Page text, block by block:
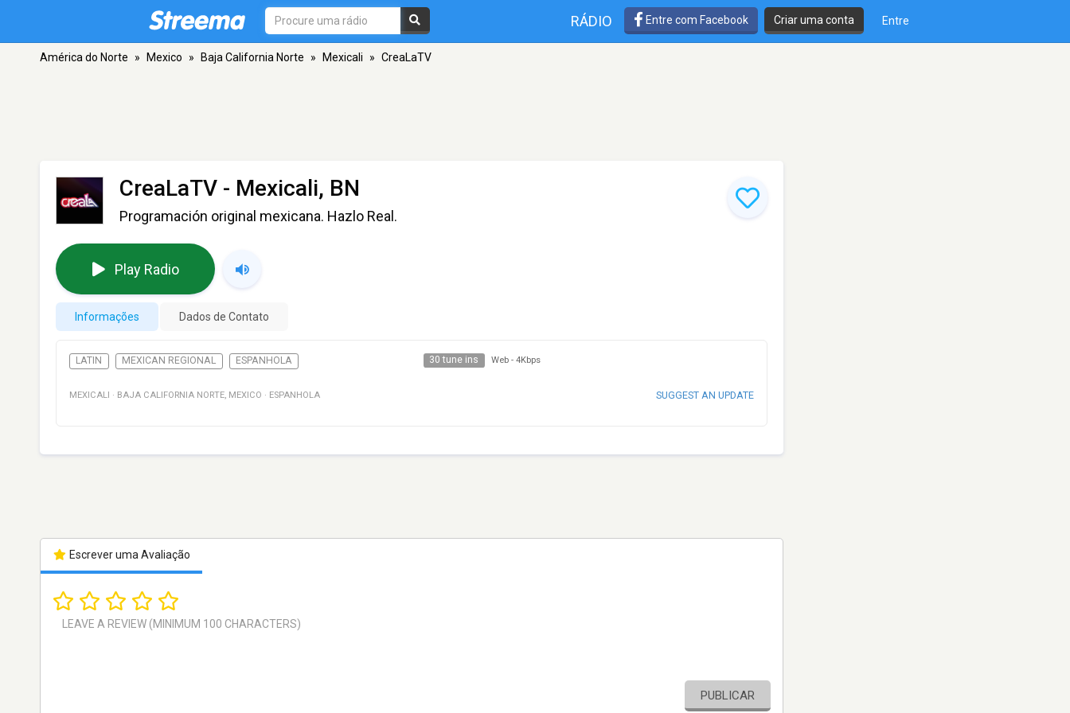
RÁDIO Entre com Facebook Criar uma conta Entre
América do Norte » Mexico » Baja California Norte » Mexicali » CreaLaTV
CreaLaTV - Mexicali, BN
Programación original mexicana. Hazlo Real.
Play Radio
Informações Dados de Contato
LATIN MEXICAN REGIONAL ESPANHOLA 30 tune ins Web - 4Kbps
MEXICALI · BAJA CALIFORNIA NORTE, MEXICO · ESPANHOLA SUGGEST AN UPDATE
Escrever uma Avaliação
PUBLICAR